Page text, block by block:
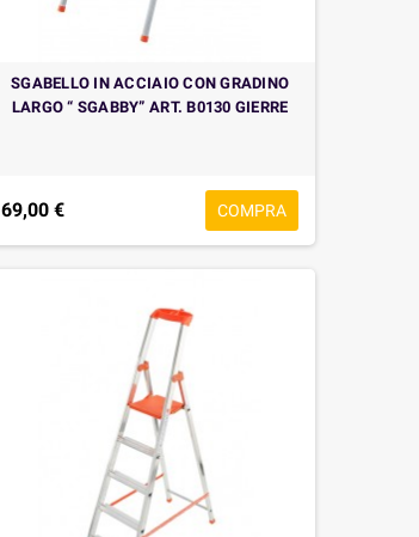
SGABELLO IN ACCIAIO CON GRADINO
LARGO “ SGABBY” ART. B0130 GIERRE
69,00 € COMPRA